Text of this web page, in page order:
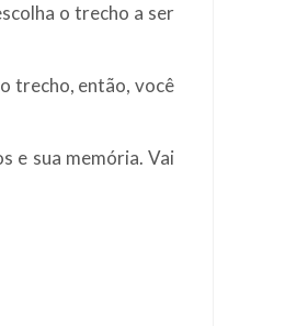
o trecho a ser
trecho, então, você
e sua memória. Vai